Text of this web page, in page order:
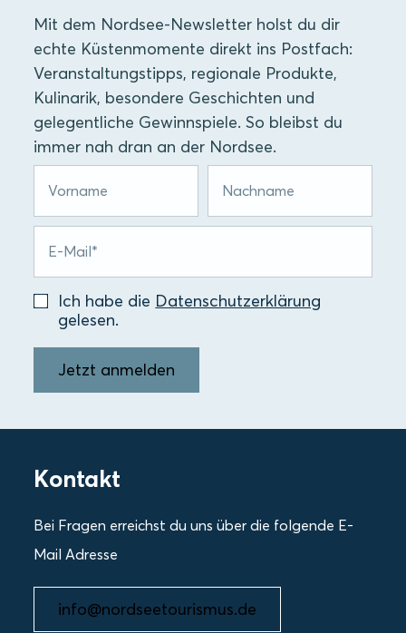
Mit dem Nordsee-Newsletter holst du dir
echte Küstenmomente direkt ins Postfach:
Veranstaltungstipps, regionale Produkte,
Kulinarik, besondere Geschichten und
gelegentliche Gewinnspiele. So bleibst du
immer nah dran an der Nordsee.
Ich habe die Datenschutzerklärung
gelesen.
Jetzt anmelden
Kontakt
Bei Fragen erreichst du uns über die folgende E-
Mail Adresse
info@nordseetourismus.de